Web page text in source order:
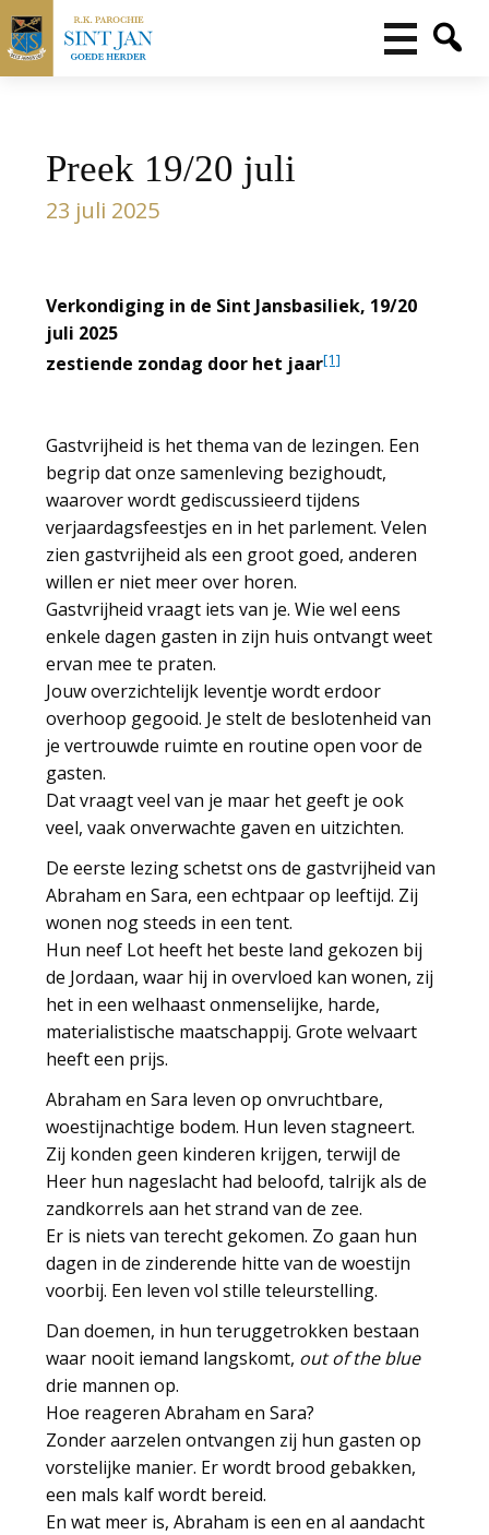
Preek 19/20 juli
23 juli 2025
Verkondiging in de Sint Jansbasiliek, 19/20
juli 2025
zestiende zondag door het jaar[1]
Gastvrijheid is het thema van de lezingen. Een
begrip dat onze samenleving bezighoudt,
waarover wordt gediscussieerd tijdens
verjaardagsfeestjes en in het parlement. Velen
zien gastvrijheid als een groot goed, anderen
willen er niet meer over horen.
Gastvrijheid vraagt iets van je. Wie wel eens
enkele dagen gasten in zijn huis ontvangt weet
ervan mee te praten.
Jouw overzichtelijk leventje wordt erdoor
overhoop gegooid. Je stelt de beslotenheid van
je vertrouwde ruimte en routine open voor de
gasten.
Dat vraagt veel van je maar het geeft je ook
veel, vaak onverwachte gaven en uitzichten.
De eerste lezing schetst ons de gastvrijheid van
Abraham en Sara, een echtpaar op leeftijd. Zij
wonen nog steeds in een tent.
Hun neef Lot heeft het beste land gekozen bij
de Jordaan, waar hij in overvloed kan wonen, zij
het in een welhaast onmenselijke, harde,
materialistische maatschappij. Grote welvaart
heeft een prijs.
Abraham en Sara leven op onvruchtbare,
woestijnachtige bodem. Hun leven stagneert.
Zij konden geen kinderen krijgen, terwijl de
Heer hun nageslacht had beloofd, talrijk als de
zandkorrels aan het strand van de zee.
Er is niets van terecht gekomen. Zo gaan hun
dagen in de zinderende hitte van de woestijn
voorbij. Een leven vol stille teleurstelling.
Dan doemen, in hun teruggetrokken bestaan
waar nooit iemand langskomt, out of the blue
drie mannen op.
Hoe reageren Abraham en Sara?
Zonder aarzelen ontvangen zij hun gasten op
vorstelijke manier. Er wordt brood gebakken,
een mals kalf wordt bereid.
En wat meer is, Abraham is een en al aandacht